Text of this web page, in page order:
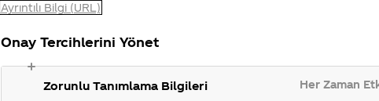
Ayrıntılı Bilgi (URL)
Onay Tercihlerini Yönet
Zorunlu Tanımlama Bilgileri Her Zaman